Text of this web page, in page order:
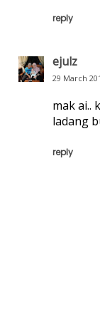
reply
ejulz
29 March
mak ai..
ladang
reply